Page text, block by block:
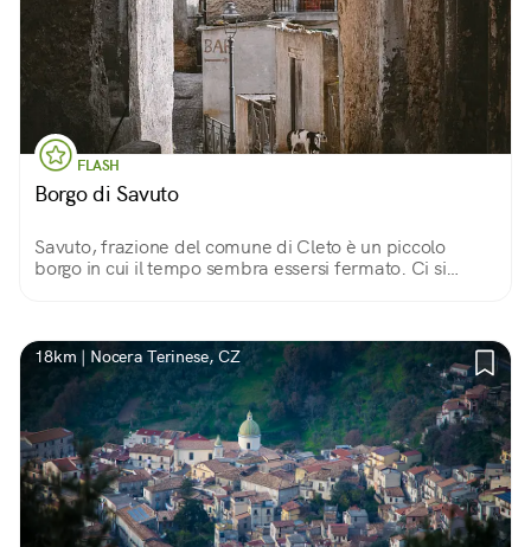
FLASH
Borgo di Savuto
Savuto, frazione del comune di Cleto è un piccolo
borgo in cui il tempo sembra essersi fermato. Ci si
18km | Nocera Terinese, CZ